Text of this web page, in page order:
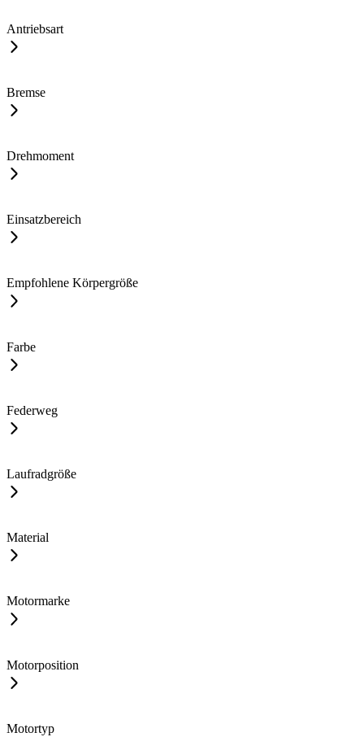
Antriebsart
Bremse
Drehmoment
Einsatzbereich
Empfohlene Körpergröße
Farbe
Federweg
Laufradgröße
Material
Motormarke
Motorposition
Motortyp